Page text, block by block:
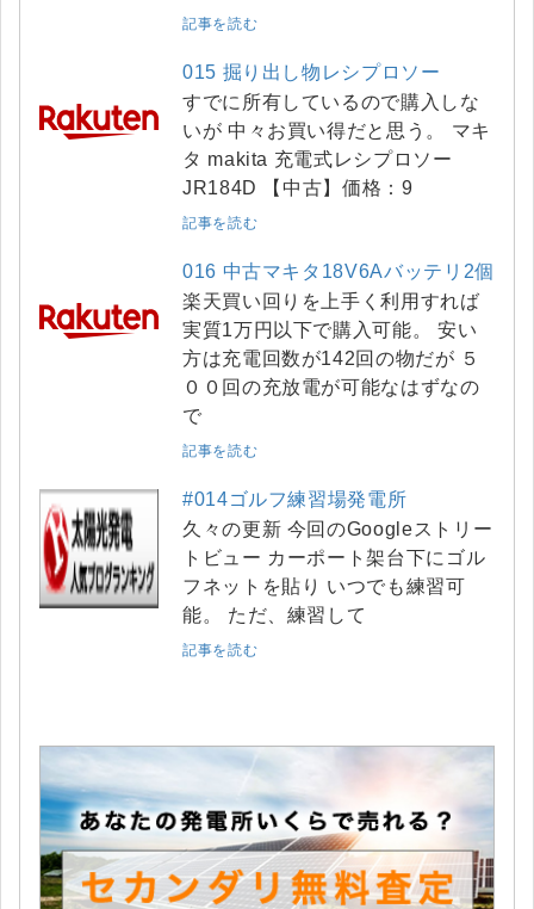
記事を読む
015 掘り出し物レシプロソー
すでに所有しているので購入しな
いが 中々お買い得だと思う。 マキ
タ makita 充電式レシプロソー
JR184D 【中古】価格：9
記事を読む
016 中古マキタ18V6Aバッテリ2個
楽天買い回りを上手く利用すれば
実質1万円以下で購入可能。 安い
方は充電回数が142回の物だが ５
００回の充放電が可能なはずなの
で
記事を読む
#014ゴルフ練習場発電所
久々の更新 今回のGoogleストリー
トビュー カーポート架台下にゴル
フネットを貼り いつでも練習可
能。 ただ、練習して
記事を読む